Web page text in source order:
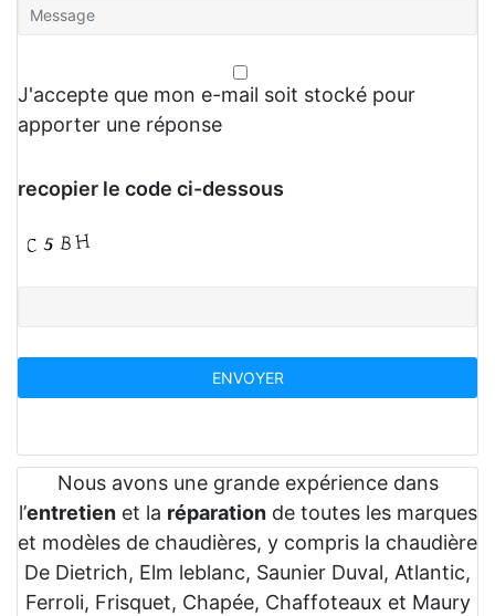
J'accepte que mon e-mail soit stocké pour
apporter une réponse
recopier le code ci-dessous
Nous avons une grande expérience dans
l’entretienet la réparationde toutes les marques
et modèles de chaudières, y compris la chaudière
De Dietrich, Elm leblanc, Saunier Duval, Atlantic,
Ferroli, Frisquet, Chapée, Chaffoteaux et Maury